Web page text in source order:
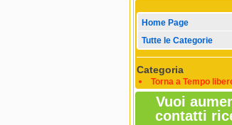
Home Page
Tutte le Categorie
Categoria
Torna a Tempo
Vuoi
contatti